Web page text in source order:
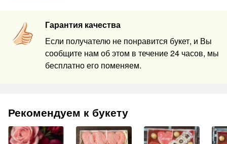
Гарантия качества
Если получателю не понравится букет, и Вы
сообщите нам об этом в течение 24 часов, мы
бесплатно его поменяем.
Рекомендуем к букету